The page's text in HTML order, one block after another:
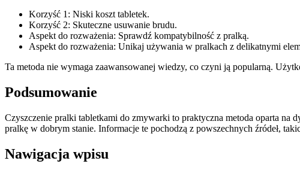
Korzyść 1: Niski koszt tabletek.
Korzyść 2: Skuteczne usuwanie brudu.
Aspekt do rozważenia: Sprawdź kompatybilność z pralką.
Aspekt do rozważenia: Unikaj używania w pralkach z delikatnymi
Ta metoda nie wymaga zaawansowanej wiedzy, co czyni ją popularną.
Podsumowanie
Czyszczenie pralki tabletkami do zmywarki to praktyczna metoda oparta na
pralkę w dobrym stanie. Informacje te pochodzą z powszechnych źródeł,
Nawigacja wpisu